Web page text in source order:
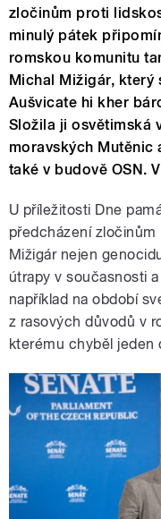
zločinům proti
minulý pátek
romskou komunitu
Michal Mižigár, který
Aušvicate hi kher
Složila ji osvětimská
moravských Mutěnic
také v budově OSN.
U příležitosti Dne
předcházení
Mižigár nejen
útrapy v současnosti
například na období
z rasových důvodů v
kterému chyběl jeden